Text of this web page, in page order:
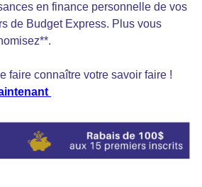
en finance personnelle de vos
de Budget Express. Plus vous
faire connaître votre savoir faire !